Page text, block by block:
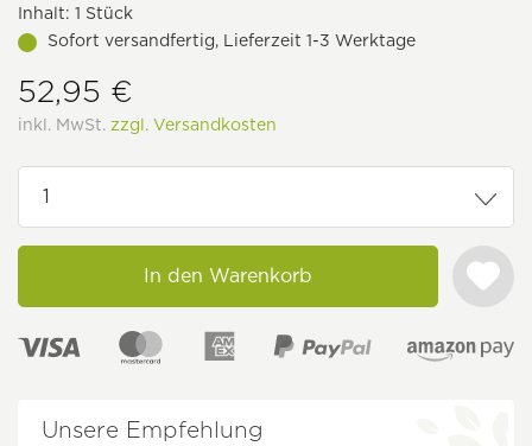
Inhalt: 1 Stück
Sofort versandfertig, Lieferzeit 1-3 Werktage
52,95 €
inkl. MwSt. zzgl. Versandkosten
In den Warenkorb
Unsere Empfehlung